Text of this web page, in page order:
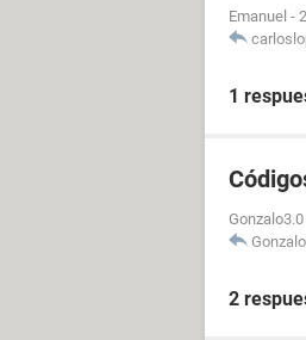
Emanuel -
1
Gonzalo3.0
2